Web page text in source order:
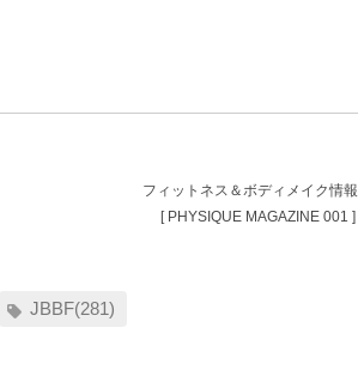
フィットネス＆ボディメイク情
[ PHYSIQUE MAGAZINE 001 ]
JBBF(281)